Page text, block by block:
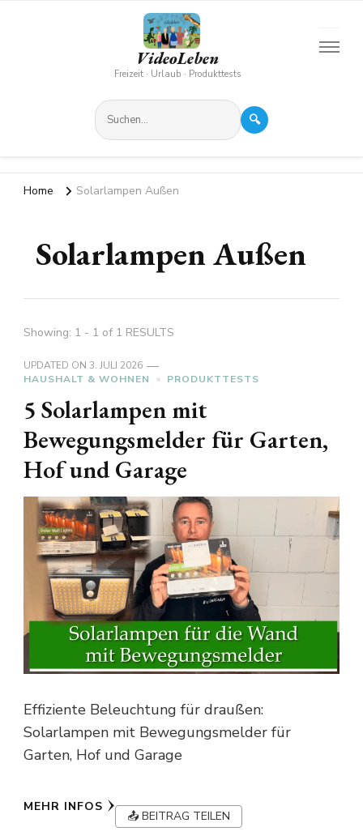
VideoLeben
Freizeit · Urlaub · Produkttests
🔍
Home Solarlampen Außen
Solarlampen Außen
Showing: 1 - 1 of 1 RESULTS
UPDATED ON 3. JULI 2026
HAUSHALT & WOHNEN
PRODUKTTESTS
5 Solarlampen mit
Bewegungsmelder für Garten,
Hof und Garage
Effiziente Beleuchtung für draußen:
Solarlampen mit Bewegungsmelder für
Garten, Hof und Garage
MEHR INFOS
📤 BEITRAG TEILEN